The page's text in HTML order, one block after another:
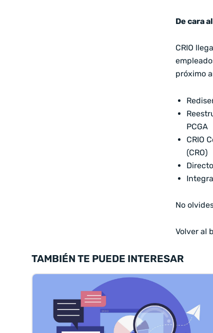
De cara
CRIO
próximo
PCGA
CRIO
(CRO)
No
Volver al
TAMBIÉN TE PUEDE INTERESAR